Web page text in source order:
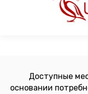
Доступные
основании